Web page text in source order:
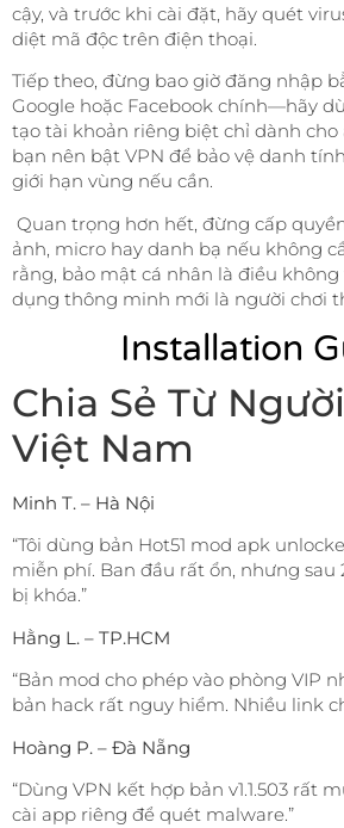
cậy, và trước khi cài đặt, hãy quét
diệt mã độc trên điện thoại.
Tiếp theo, đừng bao giờ đăng nhập
Google hoặc Facebook chính—hãy
tạo tài khoản riêng biệt chỉ dành cho
bạn nên bật VPN để bảo vệ danh
giới hạn vùng nếu cần.
Quan trọng hơn hết, đừng cấp
ảnh, micro hay danh bạ nếu không
rằng, bảo mật cá nhân là điều
dụng thông minh mới là người chơi
Installation
Chia Sẻ Từ
Việt Nam
Minh T. – Hà Nội
“Tôi dùng bản Hot51 mod apk
miễn phí. Ban đầu rất ổn, nhưng
bị khóa.”
Hằng L. – TP.HCM
“Bản mod cho phép vào phòng VIP
bản hack rất nguy hiểm. Nhiều link
Hoàng P. – Đà Nẵng
“Dùng VPN kết hợp bản v1.1.503 rất
cài app riêng để quét malware.”